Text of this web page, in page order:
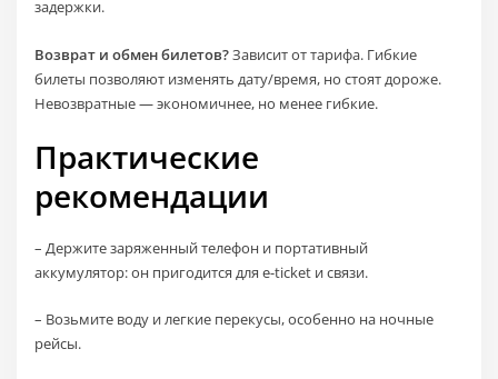
задержки.
Возврат и обмен билетов?Зависит от тарифа. Гибкие
билеты позволяют изменять дату/время, но стоят дороже.
Невозвратные — экономичнее, но менее гибкие.
Практические
рекомендации
– Держите заряженный телефон и портативный
аккумулятор: он пригодится для e-ticket и связи.
– Возьмите воду и легкие перекусы, особенно на ночные
рейсы.